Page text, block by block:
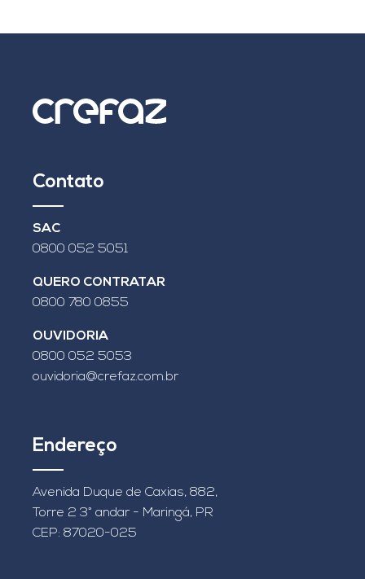
Contato
SAC
0800 052 5051
QUERO CONTRATAR
0800 780 0855
OUVIDORIA
0800 052 5053
ouvidoria@crefaz.com.br
Endereço
Avenida Duque de Caxias, 882,
Torre 2 3° andar - Maringá, PR
CEP: 87020-025